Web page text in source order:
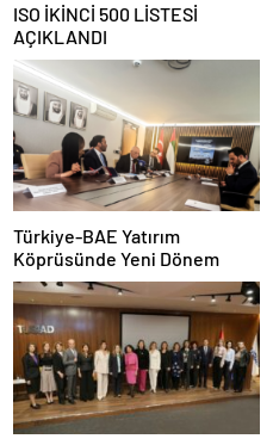
ISO İKİNCİ 500 LİSTESİ
AÇIKLANDI
Türkiye-BAE Yatırım
Köprüsünde Yeni Dönem